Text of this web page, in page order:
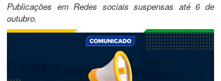
Publicações em Redes sociais suspensas até 6 de
outubro.